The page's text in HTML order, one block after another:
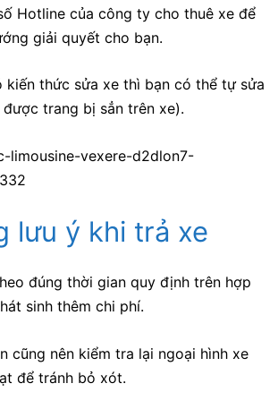
Hotline của công ty cho thuê xe để
giải quyết cho bạn.
kiến thức sửa xe thì bạn có thể tự sửa
trang bị sẳn trên xe).
lưu ý khi trả xe
đúng thời gian quy định trên hợp
sinh thêm chi phí.
cũng nên kiểm tra lại ngoại hình xe
để tránh bỏ xót.